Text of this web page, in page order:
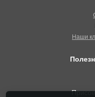
Наши